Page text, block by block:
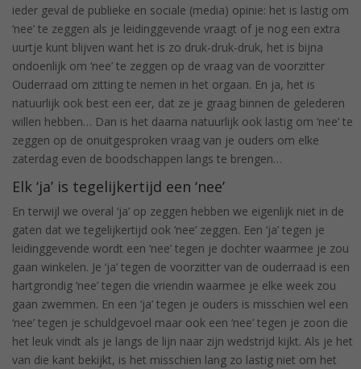
ieder geval de publieke en sociale (media) opinie: het is lastig om
‘nee’ te zeggen als je leidinggevende vraagt of je nog een extra
uurtje kunt blijven want het is zo druk-druk-druk, het is bijna
ondoenlijk om ‘nee’ te zeggen op de vraag van de voorzitter
Ouderraad om zitting te nemen in het orgaan. En ja, het is
natuurlijk ook best een eer, dat ze je graag binnen de gelederen
willen hebben… Dan is het daarna natuurlijk ook lastig om ‘nee’ te
zeggen op de onuitgesproken vraag van je ouders om elke
zaterdag even de boodschappen langs te brengen…
Elk ‘ja’ is tegelijkertijd een ‘nee’
En terwijl we overal ‘ja’ op zeggen hebben we eigenlijk niet in de
gaten dat we tegelijkertijd ook ‘nee’ zeggen. Een ‘ja’ tegen je
leidinggevende wordt een ‘nee’ tegen je dochter waarmee je zou
gaan winkelen. Je ‘ja’ tegen de voorzitter van de ouderraad is een
hartgrondig ‘nee’ tegen die vriendin waarmee je elke week zou
gaan zwemmen. En een ‘ja’ tegen je ouders is misschien wel een
‘nee’ tegen je schuldgevoel maar ook een ‘nee’ tegen je zoon die
het leuk vindt als je langs de lijn naar zijn wedstrijd kijkt. Als je het
van die kant bekijkt, is het misschien lang zo lastig niet om het